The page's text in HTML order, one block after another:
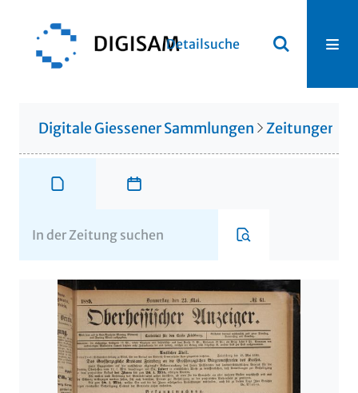
Detailsuche
Digitale Giessener Sammlungen Zeitungen